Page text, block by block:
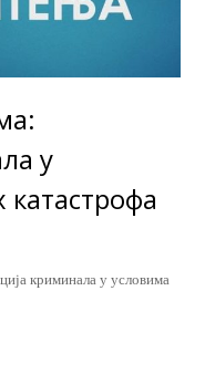
у
криминала у условима